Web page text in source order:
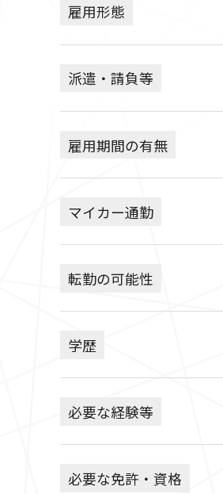
雇用形態
派遣・請負等
雇用期間の有無
マイカー通勤
転勤の可能性
学歴
必要な経験等
必要な免許・資格